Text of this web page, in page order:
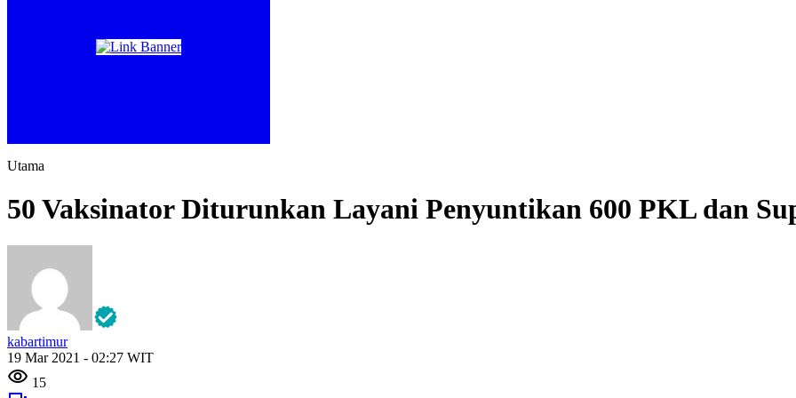
Utama
50 Vaksinator Diturunkan Layani Penyuntikan 600 PKL dan
kabartimur
19 Mar 2021 - 02:27 WIT
15